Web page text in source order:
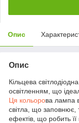
Опис
Опис
Кільцева
освітленням, що
Ця кольорова лампа
світла, що заповнює,
ефектів, що робить